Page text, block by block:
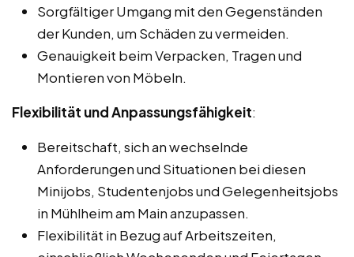
Sorgfältiger Umgang mit den Gegenständen
der Kunden, um Schäden zu vermeiden.
Genauigkeit beim Verpacken, Tragen und
Montieren von Möbeln.
Flexibilität und Anpassungsfähigkeit:
Bereitschaft, sich an wechselnde
Anforderungen und Situationen bei diesen
Minijobs, Studentenjobs und Gelegenheitsjobs
in Mühlheim am Main anzupassen.
Flexibilität in Bezug auf Arbeitszeiten,